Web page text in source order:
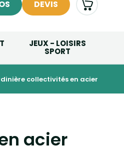
DEVIS
JEUX - LOISIRS
SPORT
collectivités en acier
acier